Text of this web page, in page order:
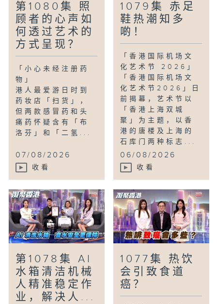
第1080集 照
顾者的心声如
何透过艺术的
方式呈现？
「小心未经注册药
物」
港人最爱游日时到
药妆店「扫货」，
但两款感冒药和头
痛药怀疑含有「布
洛芬」和「二氢...
07/08/2026
收看
1079集 赤足
鞋热潮知多
啲！
「香港国际机场文
化艺术节 2026」
「香港国际机场文
化艺术节2026」日
前揭幕，艺术节以
「香港上海双城
聚」为主题，以香
港的唐楼及上海的
石库门两种标志...
06/08/2026
收看
第1078集 AI
水箱清洁机械
人精准稳定作
业，解决人...
1077集 热饮
会引致食道
癌？